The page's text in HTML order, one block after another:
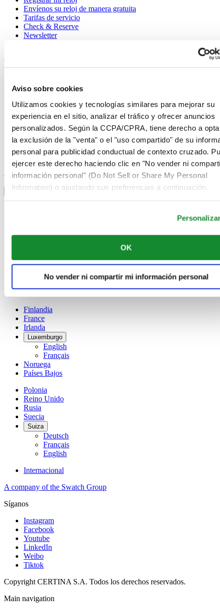
Aviso sobre cookies
Utilizamos cookies y tecnologías similares para mejorar su
experiencia en el sitio, analizar el tráfico y ofrecer anuncios
personalizados. Según la CCPA/CPRA, tiene derecho a
la exclusión de la "venta" o el "uso compartido" de su
personal para publicidad conductual de contexto cruzado.
ejercer este derecho haciendo clic en "No vender ni
información personal" (Do Not Sell or Share My Personal
Information) o ajustando sus preferencias a continuación.
OK
No vender ni compartir mi información personal
Envíenos su reloj de manera gratuita
Tarifas de servicio
Check & Reserve
Newsletter
Aviso de privacidad
Condiciones de venta
Desistimiento del contrato
Sistema de información
Únase al club Certina
Suscríbase para recibir información exclusiva
Suscríbase
Seleccionar país/región
Alternador de idioma
Dutch
English
简体中文
Finlandia
France
Irlanda
Luxemburgo
English
Français
Noruega
Países Bajos
Polonia
Reino Unido
Rusia
Suecia
Suiza
Deutsch
Français
English
Internacional
A company of the Swatch Group
Síganos
Instagram
Facebook
Youtube
LinkedIn
Weibo
Tiktok
Copyright CERTINA S.A. Todos los derechos reservados.
Main navigation